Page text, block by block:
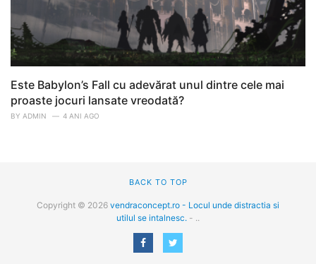
Este Babylon’s Fall cu adevărat unul dintre cele mai
proaste jocuri lansate vreodată?
BY ADMIN 4 ANI AGO
BACK TO TOP
Copyright © 2026 vendraconcept.ro - Locul unde distractia si
utilul se intalnesc. - ..